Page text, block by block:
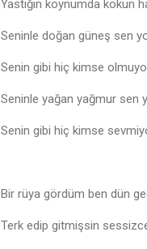
Yastığın koynumda kokun
Seninle doğan güneş sen
Senin gibi hiç kimse
Seninle yağan yağmur sen
Senin gibi hiç kimse
Bir rüya gördüm ben dün
Terk edip gitmişsin